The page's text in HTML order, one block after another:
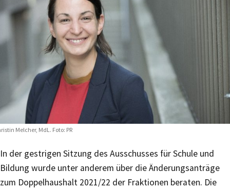
Melcher, MdL. Foto: PR
In der gestrigen Sitzung des Ausschusses für Schule und
Bildung wurde unter anderem über die Änderungsanträge
zum Doppelhaushalt 2021/22 der Fraktionen beraten. Die